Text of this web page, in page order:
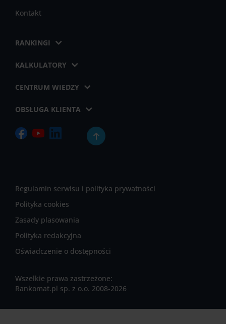
Kontakt
RANKINGI
KALKULATORY
CENTRUM WIEDZY
OBSŁUGA KLIENTA
Regulamin serwisu i polityka prywatności
Polityka cookies
Zasady plasowania
Polityka redakcyjna
Oświadczenie o dostępności
Wszelkie prawa zastrzeżone:
Rankomat.pl sp. z o.o. 2008-2026